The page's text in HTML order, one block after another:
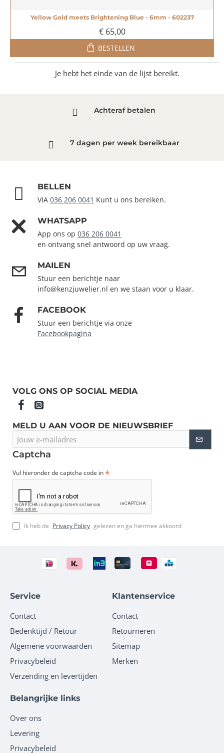
Yellow Gold meets Brightening Blue - 6mm - 602237
€ 65,00
BESTELLEN
Je hebt het einde van de lijst bereikt.
Achteraf betalen
7 dagen per week bereikbaar
BELLEN
VIA 036 206 0041 Kunt u ons bereiken.
WHATSAPP
App ons op 036 206 0041
en ontvang snel antwoord op uw vraag.
MAILEN
Stuur een berichtje naar
info@kenzjuwelier.nl en we staan voor u klaar.
FACEBOOK
Stuur een berichtje via onze
Facebookpagina
VOLG ONS OP SOCIAL MEDIA
MELD U AAN VOOR DE NIEUWSBRIEF
e-
mailadres
Captcha
Vul hieronder de captcha code in
Ik heb de Privacy Policy gelezen en ga hiermee akkoord
Service
Contact
Bedenktijd / Retour
Algemene voorwaarden
Privacybeleid
Verzending en levertijden
Klantenservice
Contact
Retourneren
Sitemap
Merken
Belangrijke links
Over ons
Levering
Privacybeleid